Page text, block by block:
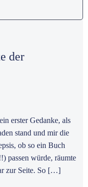
der
erster Gedanke, als
stand und mir die
ob so ein Buch
passen würde, räumte
zur Seite. So […]